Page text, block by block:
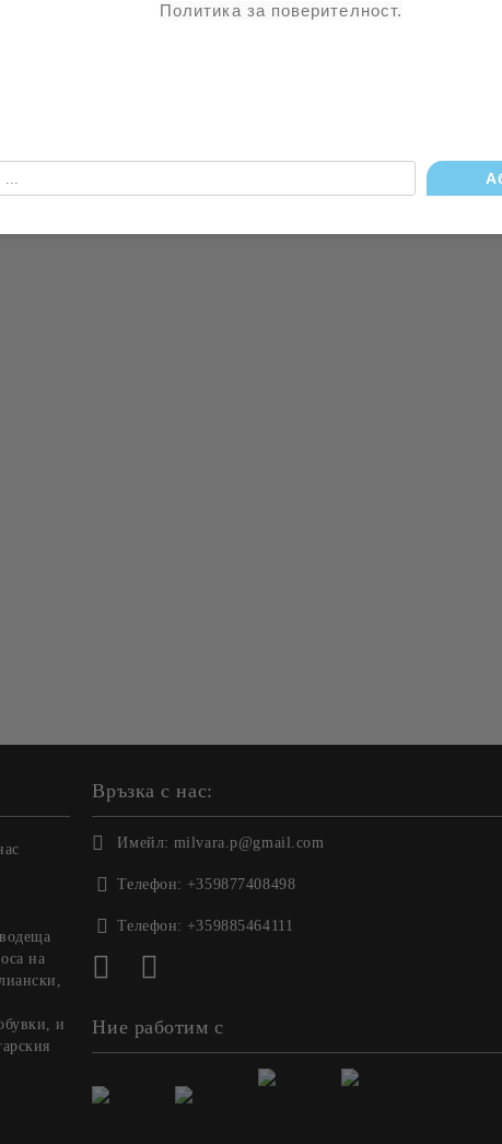
на
и
Връзка с нас:
Имейл: milvara.p@gmail.com
Телефон: +359877408498
Телефон: +359885464111
Ние работим с
Политика за поверителност.